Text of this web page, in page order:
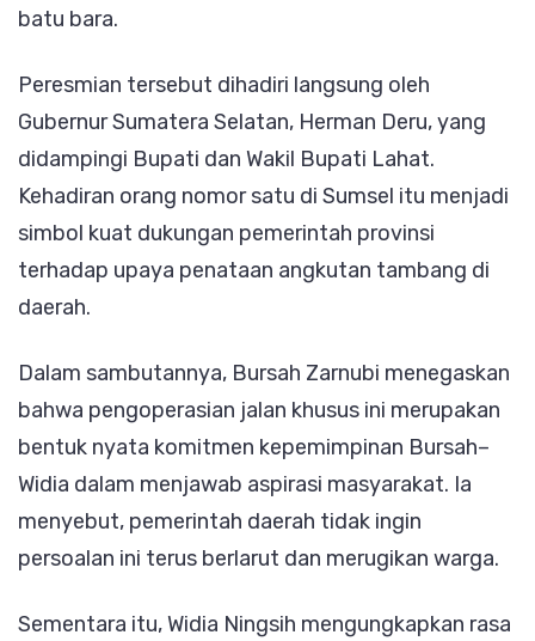
batu bara.
Peresmian tersebut dihadiri langsung oleh
Gubernur Sumatera Selatan, Herman Deru, yang
didampingi Bupati dan Wakil Bupati Lahat.
Kehadiran orang nomor satu di Sumsel itu menjadi
simbol kuat dukungan pemerintah provinsi
terhadap upaya penataan angkutan tambang di
daerah.
Dalam sambutannya, Bursah Zarnubi menegaskan
bahwa pengoperasian jalan khusus ini merupakan
bentuk nyata komitmen kepemimpinan Bursah–
Widia dalam menjawab aspirasi masyarakat. Ia
menyebut, pemerintah daerah tidak ingin
persoalan ini terus berlarut dan merugikan warga.
Sementara itu, Widia Ningsih mengungkapkan rasa